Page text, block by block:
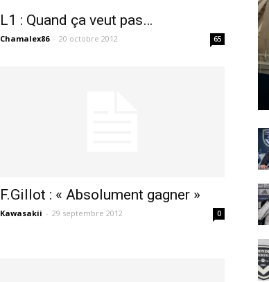
L1 : Quand ça veut pas…
Chamalex86 - 20 octobre 2012 65
F.Gillot : « Absolument gagner »
Kawasakii - 29 septembre 2012 0